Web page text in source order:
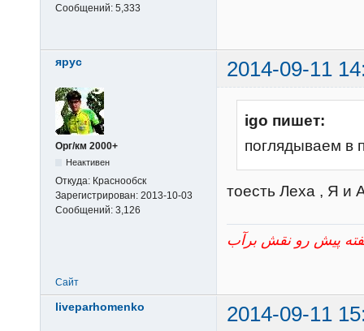
Сообщений: 5,333
ярус 2014-09-11
Орг/км 2000+
Неактивен
Откуда: Краснообск
Зарегистрирован: 2013-10-03
Сообщений: 3,126
igo пишет:
поглядываем в
тоесть Леха , Я и
Сайт
liveparhomenko 2014-09-11